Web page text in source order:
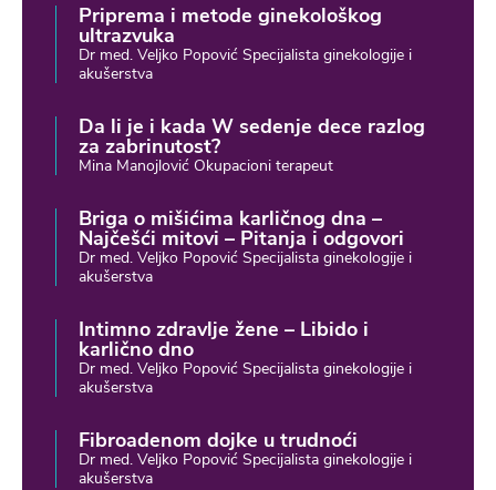
Priprema i metode ginekološkog
ultrazvuka
Dr med. Veljko Popović Specijalista ginekologije i
akušerstva
Da li je i kada W sedenje dece razlog
za zabrinutost?
Mina Manojlović Okupacioni terapeut
Briga o mišićima karličnog dna –
Najčešći mitovi – Pitanja i odgovori
Dr med. Veljko Popović Specijalista ginekologije i
akušerstva
Intimno zdravlje žene – Libido i
karlično dno
Dr med. Veljko Popović Specijalista ginekologije i
akušerstva
Fibroadenom dojke u trudnoći
Dr med. Veljko Popović Specijalista ginekologije i
akušerstva